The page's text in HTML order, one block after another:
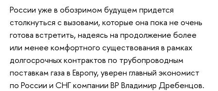
России уже в обозримом будущем придется
столкнуться с вызовами, которые она пока не очень
готова встретить, надеясь на продолжение более
или менее комфортного существования в рамках
долгосрочных контрактов по трубопроводным
поставкам газа в Европу, уверен главный экономист
по России и СНГ компании BP Владимир Дребенцов.